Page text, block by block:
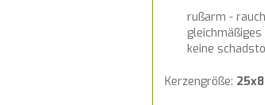
rußarm -
keine
Kerzengröße: